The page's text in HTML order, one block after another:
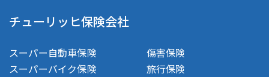
チューリッヒ保険会社
スーパー自動車保険
スーパーバイク保険
傷害保険
旅行保険